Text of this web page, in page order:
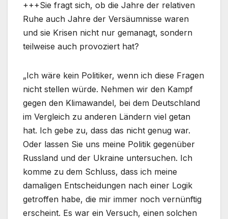
+++Sie fragt sich, ob die Jahre der relativen
Ruhe auch Jahre der Versäumnisse waren
und sie Krisen nicht nur gemanagt, sondern
teilweise auch provoziert hat?
„Ich wäre kein Politiker, wenn ich diese Fragen
nicht stellen würde. Nehmen wir den Kampf
gegen den Klimawandel, bei dem Deutschland
im Vergleich zu anderen Ländern viel getan
hat. Ich gebe zu, dass das nicht genug war.
Oder lassen Sie uns meine Politik gegenüber
Russland und der Ukraine untersuchen. Ich
komme zu dem Schluss, dass ich meine
damaligen Entscheidungen nach einer Logik
getroffen habe, die mir immer noch vernünftig
erscheint. Es war ein Versuch, einen solchen